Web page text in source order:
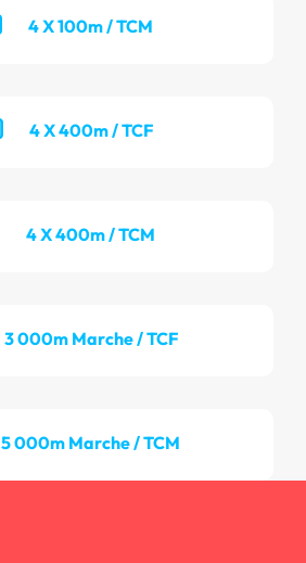
4 X 100m / TCM
4 X 400m / TCF
4 X 400m / TCM
3 000m Marche / TCF
5 000m Marche / TCM